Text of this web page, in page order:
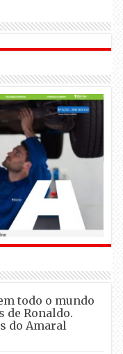
todo o mundo
de Ronaldo.
do Amaral